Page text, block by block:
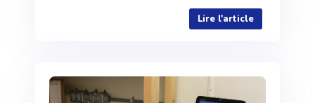
Lire l'article